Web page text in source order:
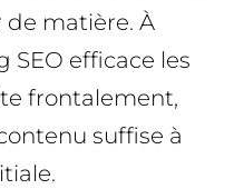
de matière. À
SEO efficace les
frontalement,
suffise à